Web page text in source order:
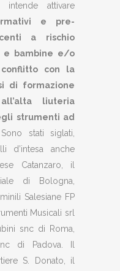
intende attivare
e pre-
a rischio
e bambine e/o
con la
di formazione
liuteria
strumenti ad
Sono stati siglati,
d’intesa anche
Catanzaro, il
di Bologna,
Salesiane FP
Musicali srl
snc di Roma,
di Padova. Il
S. Donato, il